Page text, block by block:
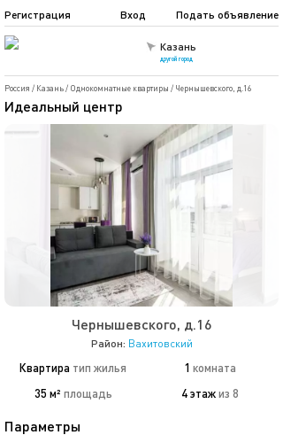
Казань
другой город
Подать объявление
Регистрация Вход
Россия / Казань/ Однокомнатные квартиры / Чернышевского, д.16
Идеальный центр
Чернышевского, д.16
Район: Вахитовский
Квартира тип жилья 1 комната
35 м² площадь 4 этажиз 8
Параметры